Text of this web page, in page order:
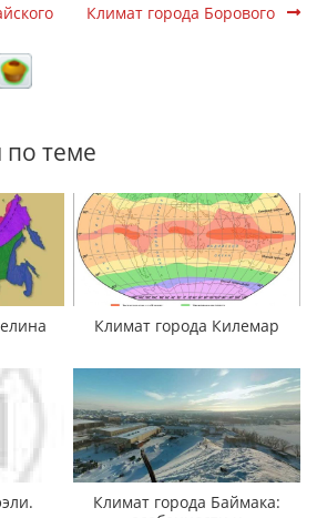
Климат города Борового
по теме
Климат города Килемар
Климат города Баймака: